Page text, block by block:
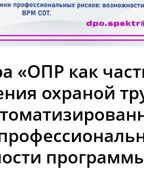
«ОПР как
охраной